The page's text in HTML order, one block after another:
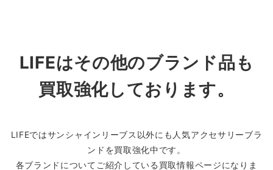
LIFEはその他のブランド品も
買取強化しております。
LIFEではサンシャインリーブス以外にも人気アクセサリーブラ
ンドを買取強化中です。
各ブランドについてご紹介している買取情報ページになりま